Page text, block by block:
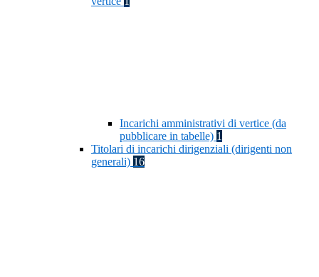
Incarichi amministrativi di vertice (da
pubblicare in tabelle) 1
Titolari di incarichi dirigenziali (dirigenti non
generali) 16